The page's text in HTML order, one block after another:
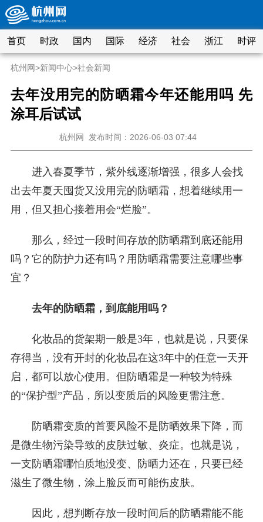
首页 时政 国内 国际 经济 社会 浙江 时评
杭州网>新闻中心>社会新闻
去年没用完的防晒霜今年还能用吗 先
涂耳后试试
杭州网 发布时间：2026-06-03 07:44
进入春夏季节，紫外线逐渐增强，很多人会找
出去年夏天囤货又没用完的防晒霜，想着继续用一
用，但又担心接着用会“烂脸”。
那么，经过一段时间存放的防晒霜到底还能用
吗？它的防护力还有吗？用防晒霜需要注意哪些事
宜？
去年的防晒霜，到底能用吗？
化妆品的货架期一般是3年，也就是说，只要保
存得当，没有开封的化妆品在这3年中的任意一天开
启，都可以放心使用。但防晒霜是一种较为特殊
的“保护型”产品，所以变质后的风险更需注意。
防晒霜变质的首要风险不是防晒效果下降，而
是微生物污染导致的皮肤过敏、炎症。也就是说，
一支防晒霜哪怕质地没变、防晒力还在，只要已经
滋生了微生物，涂上脸反而可能伤皮肤。
因此，想判断存放一段时间后的防晒霜能不能